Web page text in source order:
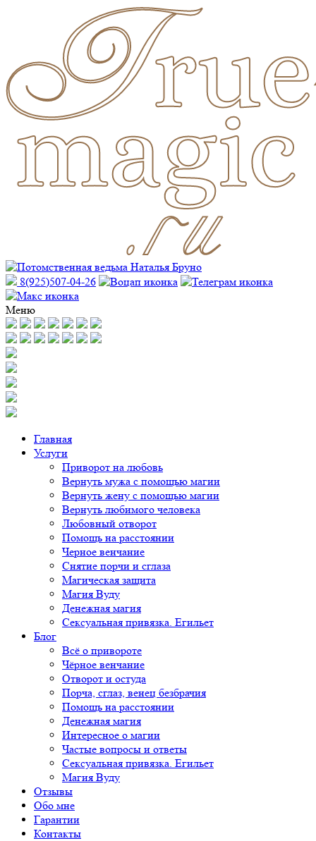
8(925)507-04-26
Меню
Главная
Услуги
Приворот на любовь
Вернуть мужа с помощью магии
Вернуть жену с помощью магии
Вернуть любимого человека
Любовный отворот
Помощь на расстоянии
Черное венчание
Снятие порчи и сглаза
Магическая защита
Магия Вуду
Денежная магия
Сексуальная привязка. Егильет
Блог
Всё о привороте
Чёрное венчание
Отворот и остуда
Порча, сглаз, венец безбрачия
Помощь на расстоянии
Денежная магия
Интересное о магии
Частые вопросы и ответы
Сексуальная привязка. Егильет
Магия Вуду
Отзывы
Обо мне
Гарантии
Контакты